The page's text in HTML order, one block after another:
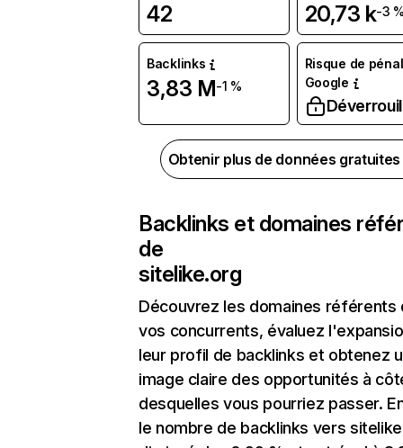
42 20,73 k-3
Backlinks
3,83 M-1 %
Risque de
Google
Obtenir plus de données
Backlinks et domaines
de
sitelike.org
Découvrez les domaines référents
vos concurrents, évaluez
leur profil de backlinks et obtenez
image claire des opportunités à
desquelles vous pourriez passer.
le nombre de backlinks vers